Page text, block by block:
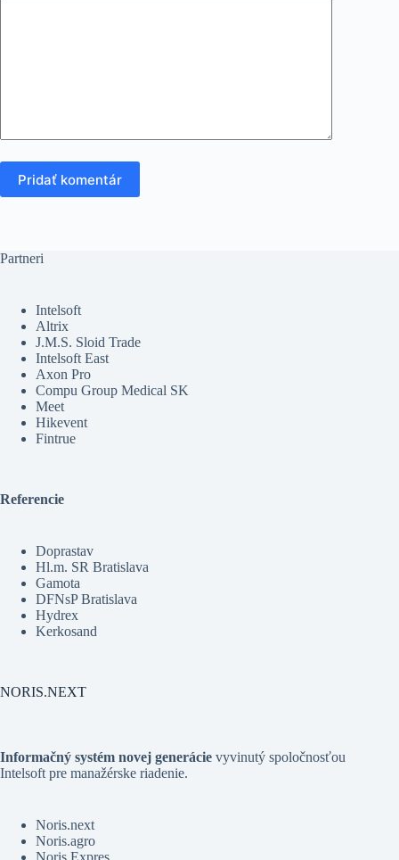
Pridať komentár
Partneri
Intelsoft
Altrix
J.M.S. Sloid Trade
Intelsoft East
Axon Pro
Compu Group Medical SK
Meet
Hikevent
Fintrue
Referencie
Doprastav
Hl.m. SR Bratislava
Gamota
DFNsP Bratislava
Hydrex
Kerkosand
NORIS.NEXT
Informačný systém novej generácie vyvinutý spoločnosťou
Intelsoft pre manažérske riadenie.
Noris.next
Noris.agro
Noris.Expres